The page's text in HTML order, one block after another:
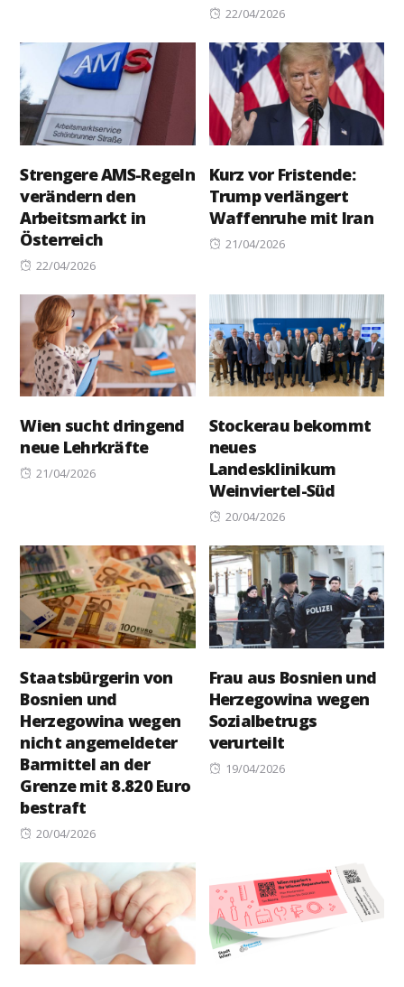
Posted
22/04/2026
Strengere AMS-Regeln
verändern den
Arbeitsmarkt in
Österreich
Posted
22/04/2026
Kurz vor Fristende:
Trump verlängert
Waffenruhe mit Iran
Posted
21/04/2026
Wien sucht dringend
neue Lehrkräfte
Posted
21/04/2026
Stockerau bekommt
neues
Landesklinikum
Weinviertel-Süd
Posted
20/04/2026
Staatsbürgerin von
Bosnien und
Herzegowina wegen
nicht angemeldeter
Barmittel an der
Grenze mit 8.820 Euro
bestraft
Posted
20/04/2026
Frau aus Bosnien und
Herzegowina wegen
Sozialbetrugs
verurteilt
Posted
19/04/2026